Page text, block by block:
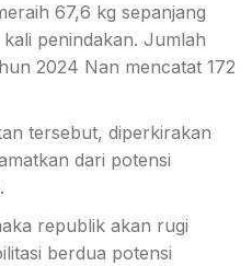
67,6 kg sepanjang
penindakan. Jumlah
2024 Nan mencatat 172
tersebut, diperkirakan
dari potensi
republik akan rugi
berdua potensi